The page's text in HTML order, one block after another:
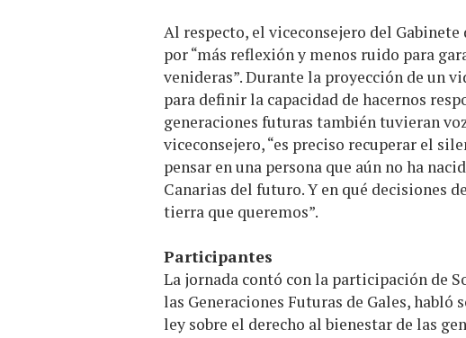
Al respecto, el viceconsejero del
por “más reflexión y menos ruido para
venideras”. Durante la proyección de un
para definir la capacidad de hacernos
generaciones futuras también tuvieran
viceconsejero, “es preciso recuperar el
pensar en una persona que aún no ha
Canarias del futuro. Y en qué decisiones
tierra que queremos”.
Participantes
La jornada contó con la participación de
las Generaciones Futuras de Gales, habló
ley sobre el derecho al bienestar de las